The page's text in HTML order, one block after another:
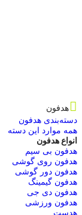
هدفون
دسته‌بندی هدفون
همه موارد این دسته
انواع هدفون
هدفون بی سیم
هدفون روی گوشی
هدفون دور گوشی
هدفون گیمینگ
هدفون دی جی
هدفون ورزشی
هدست